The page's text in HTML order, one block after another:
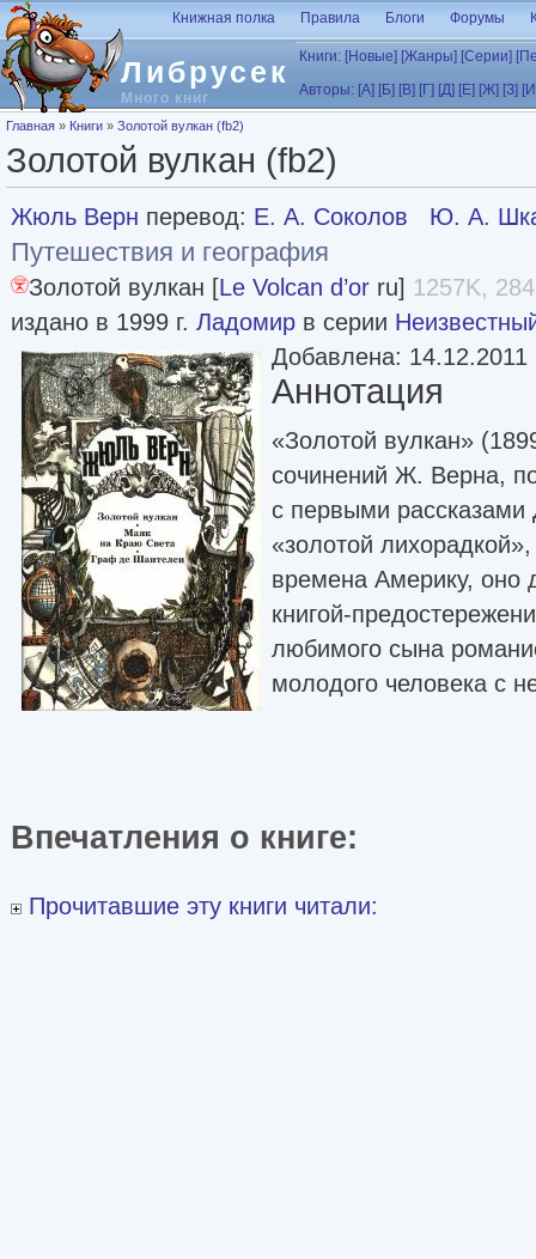
Перейти к основному содержанию
Либрусек
Много книг
Книжная полка Правила Блоги Форумы
Книги: [Новые] [Жанры] [Серии]
Авторы: [А] [Б] [В] [Г] [Д] [Е] [Ж] [З]
Вы здесь
Главная » Книги » Золотой вулкан (fb2)
Золотой вулкан (fb2)
Жюль Верн перевод: Е. А. Соколов Ю. А.
Путешествия и география
Золотой вулкан [Le Volcan d’or ru] 1257K,
издано в 1999 г. Ладомир в серии
Добавлена: 14.12.2011
Аннотация
«Золотой вулкан»
сочинений Ж. Верна,
с первыми
«золотой
времена Америку, оно
книгой-
любимого сына
молодого человека с
Впечатления о книге:
Прочитавшие эту книги читали: